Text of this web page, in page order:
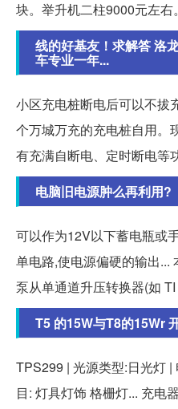
块。举升机二柱9000元左右
线的好基友！求解答 洛
车专业一年...
小区充电桩断电后可以不拔
个万城万充的充电桩自用。
有充满自断电、定时断电等
电脑旧电源肿么再利用?
可以作为12V以下蓄电瓶或
单电路,使电源偏硬的输出...
泵从单通道升压转换器(如 TI
T5 的15W与T8的15Wr
TPS299 | 光源类型:日光灯
目: 灯具灯饰 格栅灯... 充电